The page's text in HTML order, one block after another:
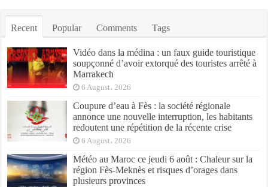
Recent Popular Comments Tags
Vidéo dans la médina : un faux guide touristique
soupçonné d’avoir extorqué des touristes arrêté à
Marrakech
6 August، 2026
Coupure d’eau à Fès : la société régionale
annonce une nouvelle interruption, les habitants
redoutent une répétition de la récente crise
6 August، 2026
Météo au Maroc ce jeudi 6 août : Chaleur sur la
région Fès-Meknès et risques d’orages dans
plusieurs provinces